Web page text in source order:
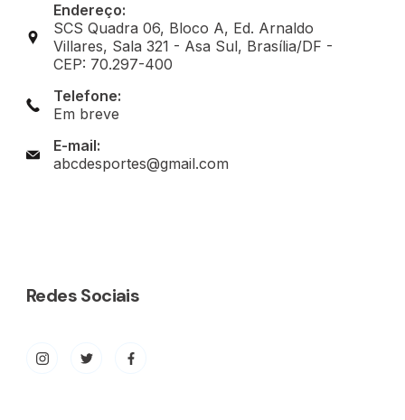
Endereço:
SCS Quadra 06, Bloco A, Ed. Arnaldo
Villares, Sala 321 - Asa Sul, Brasília/DF -
CEP: 70.297-400
Telefone:
Em breve
E-mail:
abcdesportes@gmail.com
Redes Sociais